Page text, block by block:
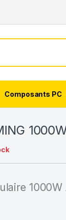
Composants PC
1000W